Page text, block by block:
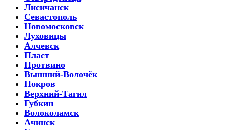
Лисичанск
Севастополь
Новомосковск
Луховицы
Алчевск
Пласт
Протвино
Вышний-Волочёк
Покров
Верхний-Тагил
Губкин
Волоколамск
Ачинск